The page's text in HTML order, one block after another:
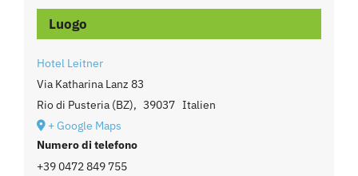
Luogo
Hotel Leitner
Via Katharina Lanz 83
Rio di Pusteria (BZ), 39037 Italien
+ Google Maps
Numero di telefono
+39 0472 849 755